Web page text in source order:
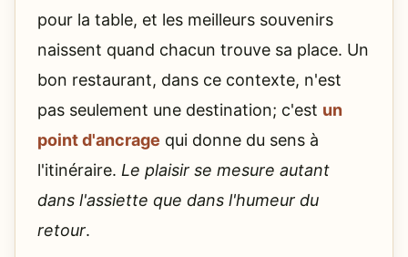
pour la table, et les meilleurs souvenirs
naissent quand chacun trouve sa place. Un
bon restaurant, dans ce contexte, n'est
pas seulement une destination; c'est un
point d'ancrage qui donne du sens à
l'itinéraire. Le plaisir se mesure autant
dans l'assiette que dans l'humeur du
retour.